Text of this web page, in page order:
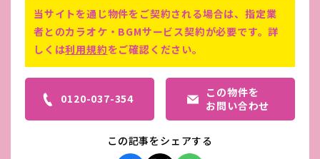
当サイトを通じ物件をご契約される場合は、指定業
者とのカラオケ・BGMサービス契約が必要です。詳
しくは利用規約をご確認ください。
0120-037-354
この物件を
お問い合わせ
この記事をシェアする